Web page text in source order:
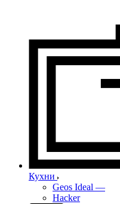
Кухни
Geos Ideal —
Hacker